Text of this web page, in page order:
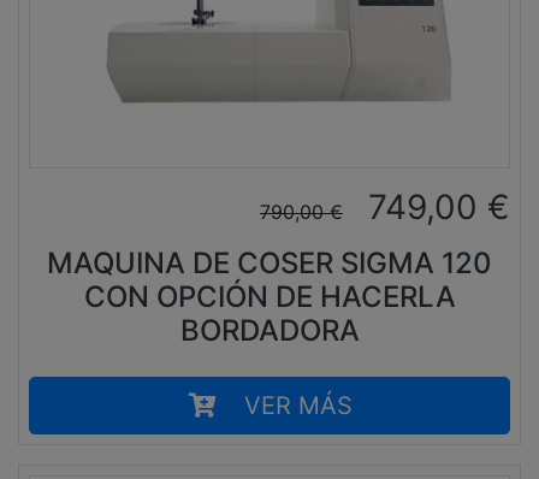
790,00 € 749,00 €
MAQUINA DE COSER SIGMA 120
CON OPCIÓN DE HACERLA
BORDADORA
VER MÁS